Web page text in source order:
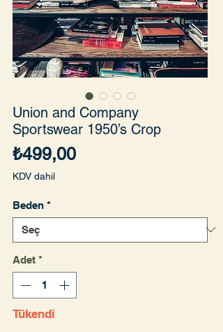
Union and Company
Sportswear 1950’s Crop
₺499,00Fiyat
KDV dahil
Beden *
Adet *
Tükendi